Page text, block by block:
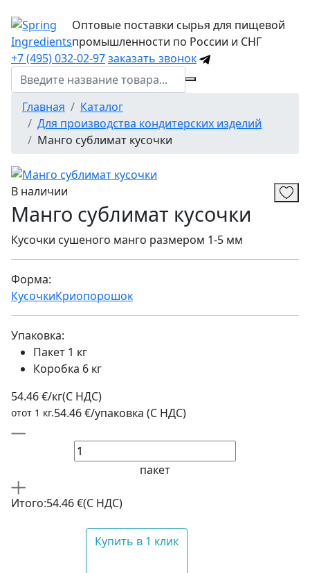
Оптовые поставки сырья для пищевой
промышленности по России и СНГ
+7 (495) 032-02-97заказать звонок
Главная
Каталог
Для производства кондитерских изделий
Манго сублимат кусочки
В наличии
Манго сублимат кусочки
Кусочки сушеного манго размером 1-5 мм
Форма:
КусочкиКриопорошок
Упаковка:
Пакет 1 кг
Коробка 6 кг
54.46 €/кг(C НДС)
отот 1 кг.54.46 €/упаковка (С НДС)
пакет
Итого:54.46 €(С НДС)
Купить в 1 клик